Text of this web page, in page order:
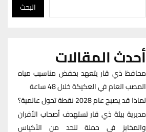
البحث
أحدث المقالات
محافظ ذي قار يتعهد بخفض مناسيب مياه
المصب العام في العكيكة خلال 48 ساعة
لماذا قد يصبح عام 2028 نقطة تحول عالمية؟
مديرية بيئة ذي قار تستهدف أصحاب الأفران
والمخابز في حملة للحد من الأكياس